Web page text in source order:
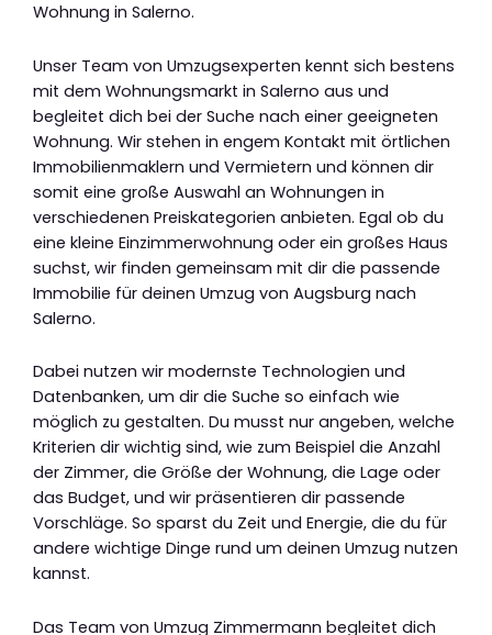
Wohnung in Salerno.
Unser Team von Umzugsexperten kennt sich bestens
mit dem Wohnungsmarkt in Salerno aus und
begleitet dich bei der Suche nach einer geeigneten
Wohnung. Wir stehen in engem Kontakt mit örtlichen
Immobilienmaklern und Vermietern und können dir
somit eine große Auswahl an Wohnungen in
verschiedenen Preiskategorien anbieten. Egal ob du
eine kleine Einzimmerwohnung oder ein großes Haus
suchst, wir finden gemeinsam mit dir die passende
Immobilie für deinen Umzug von Augsburg nach
Salerno.
Dabei nutzen wir modernste Technologien und
Datenbanken, um dir die Suche so einfach wie
möglich zu gestalten. Du musst nur angeben, welche
Kriterien dir wichtig sind, wie zum Beispiel die Anzahl
der Zimmer, die Größe der Wohnung, die Lage oder
das Budget, und wir präsentieren dir passende
Vorschläge. So sparst du Zeit und Energie, die du für
andere wichtige Dinge rund um deinen Umzug nutzen
kannst.
Das Team von Umzug Zimmermann begleitet dich